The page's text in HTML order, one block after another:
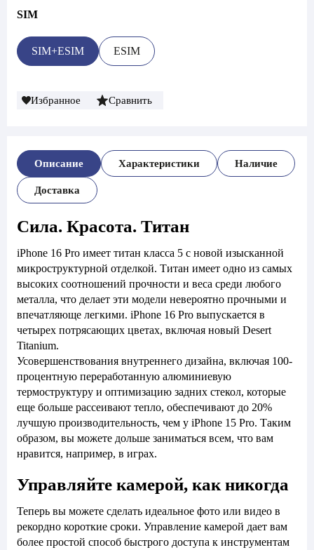
SIM
SIM+ESIM ESIM
Избранное Сравнить
Описание Характеристики Наличие
Доставка
Сила. Красота. Титан
iPhone 16 Pro имеет титан класса 5 с новой изысканной
микроструктурной отделкой. Титан имеет одно из самых
высоких соотношений прочности и веса среди любого
металла, что делает эти модели невероятно прочными и
впечатляюще легкими. iPhone 16 Pro выпускается в
четырех потрясающих цветах, включая новый Desert
Titanium.
Усовершенствования внутреннего дизайна, включая 100-
процентную переработанную алюминиевую
термоструктуру и оптимизацию задних стекол, которые
еще больше рассеивают тепло, обеспечивают до 20%
лучшую производительность, чем у iPhone 15 Pro. Таким
образом, вы можете дольше заниматься всем, что вам
нравится, например, в играх.
Управляйте камерой, как никогда
Теперь вы можете сделать идеальное фото или видео в
рекордно короткие сроки. Управление камерой дает вам
более простой способ быстрого доступа к инструментам